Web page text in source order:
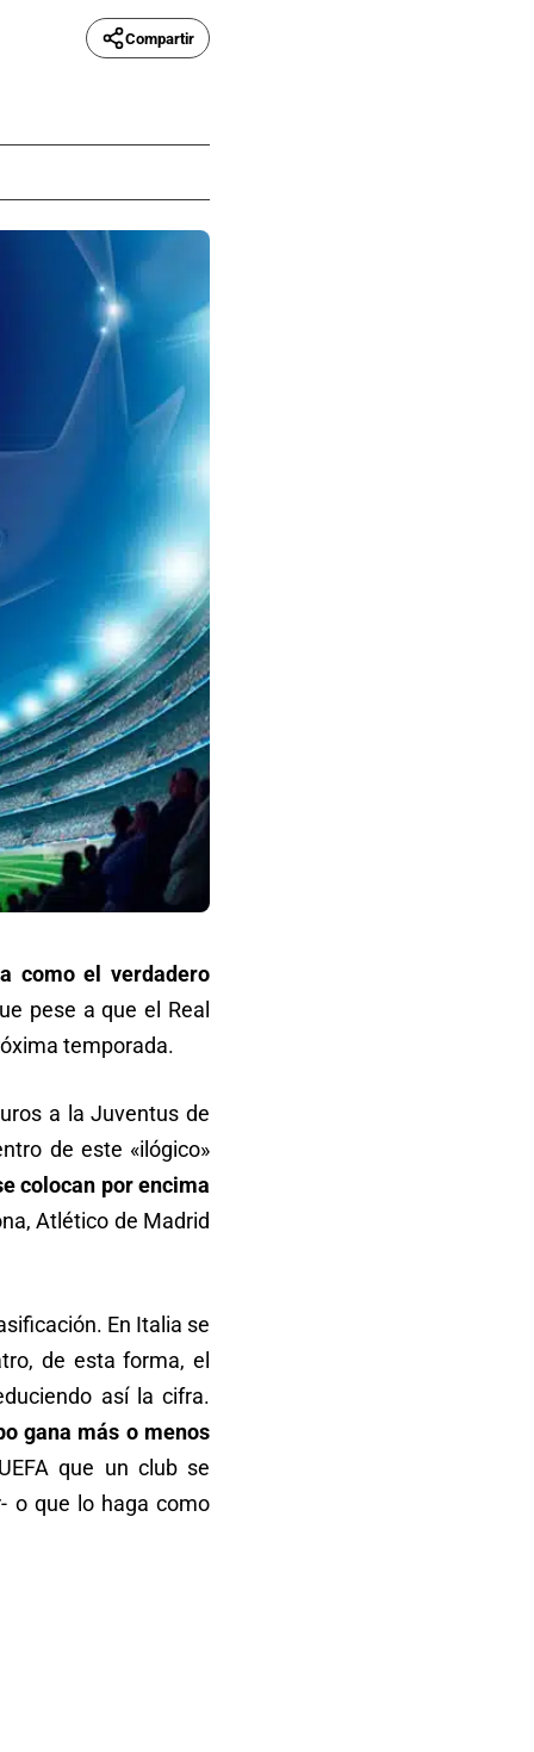
Compartir
como el verdadero
pese a que el Real
temporada.
a la Juventus de
de este «ilógico»
colocan por encima
Atlético de Madrid
En Italia se
de esta forma, el
así la cifra.
gana más o menos
que un club se
o que lo haga como